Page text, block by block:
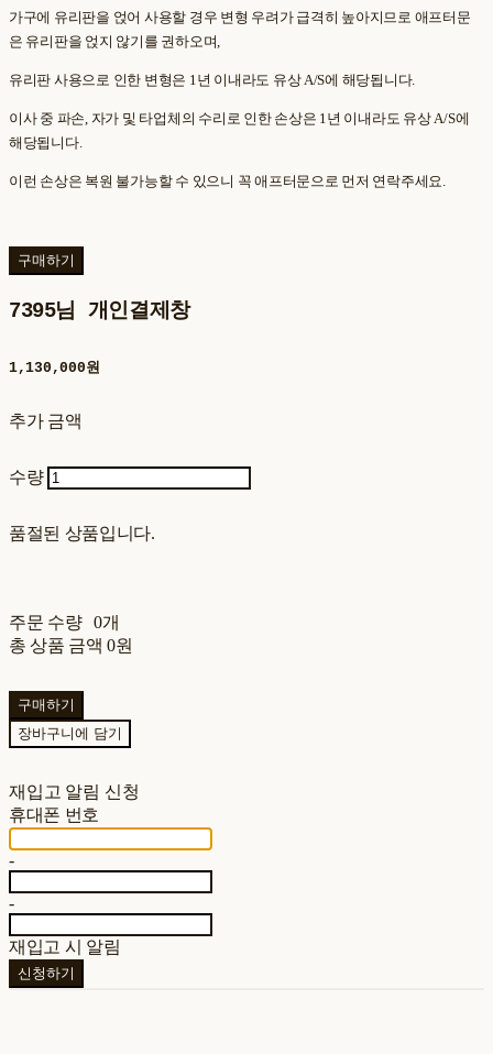
가구에 유리판을 얹어 사용할 경우 변형 우려가 급격히 높아지므로 애프터문
은 유리판을 얹지 않기를 권하오며,
유리판 사용으로 인한 변형은 1년 이내라도 유상 A/S에 해당됩니다.
이사 중 파손, 자가 및 타업체의 수리로 인한 손상은 1년 이내라도 유상 A/S에
해당됩니다.
이런 손상은 복원 불가능할 수 있으니 꼭 애프터문으로 먼저 연락주세요.
구매하기
7395님 개인결제창
1,130,000원
추가 금액
수량
품절된 상품입니다.
주문 수량
0개
총 상품 금액 0원
구매하기
장바구니에 담기
재입고 알림 신청
휴대폰 번호
-
-
재입고 시 알림
신청하기